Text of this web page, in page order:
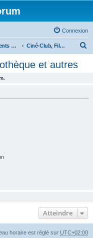
Connexion
Evénements de CoopAli Ciné-Club, Filmothèque, Bibliothèque et autres
et autres
Atteindre
horaire est réglé sur UTC+02:00